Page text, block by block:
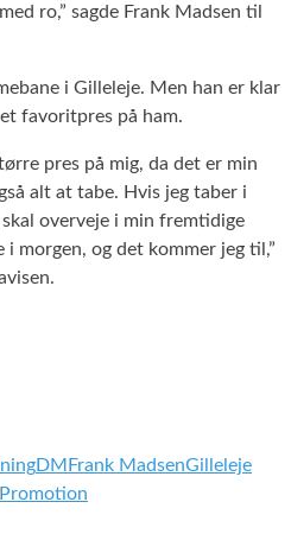
ro,” sagde Frank Madsen til
i Gilleleje. Men han er klar
favoritpres på ham.
pres på mig, da det er min
alt at tabe. Hvis jeg taber i
overveje i min fremtidige
i morgen, og det kommer jeg til,”
DM Frank MadsenGilleleje